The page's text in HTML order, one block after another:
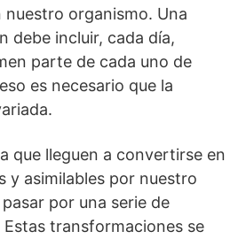
nuestro organismo. Una
debe incluir, cada día,
parte de cada uno de
es necesario que la
que lleguen a convertirse en
y asimilables por nuestro
por una serie de
transformaciones se